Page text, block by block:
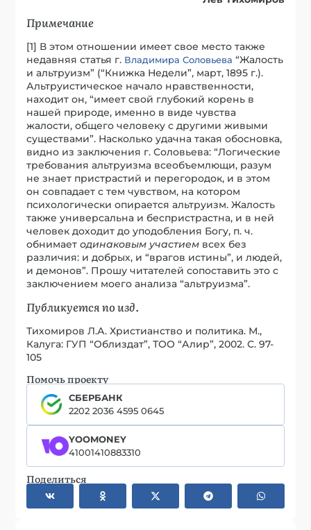
Примечание
[1] В этом отношении имеет свое место также
недавняя статья г. Владимира Соловьева“Жалость
и альтруизм” (“Книжка Недели”, март, 1895 г.).
Альтруистическое начало нравственности,
находит он, “имеет свой глубокий корень в
нашей природе, именно в виде чувства
жалости, общего человеку с другими живыми
существами”. Насколько удачна такая обосновка,
видно из заключения г. Соловьева: “Логические
требования альтруизма всеобъемлющи, разум
не знает пристрастий и перегородок, и в этом
он совпадает с тем чувством, на котором
психологически опирается альтруизм. Жалость
также универсальна и беспристрастна, и в ней
человек доходит до уподобления Богу, п. ч.
обнимает одинаковым участием всех без
различия: и добрых, и “врагов истины”, и людей,
и демонов”. Прошу читателей сопоставить это с
заключением моего анализа “альтруизма”.
Публикуется по изд.
Тихомиров Л.А. Христианство и политика. М.,
Калуга: ГУП “Облиздат”, ТОО “Алир”, 2002. С. 97-
105
Помочь проекту
СБЕРБАНК
2202 2036 4595 0645
YOOMONEY
41001410883310
Поделиться